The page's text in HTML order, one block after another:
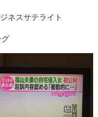
ネスサテライト
グ